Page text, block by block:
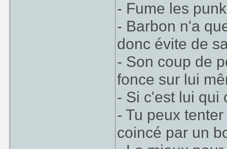
- Fume les
- Barbon n'a
donc évite de
- Son coup de
fonce sur lui
- Si c'est lui qui
- Tu peux
coincé par un